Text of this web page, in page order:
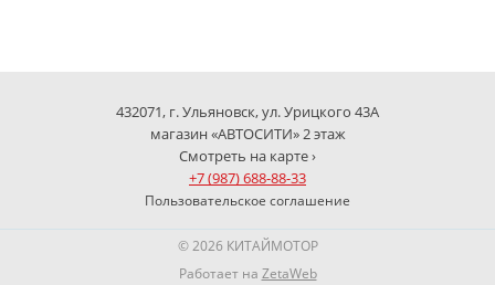
432071, г. Ульяновск, ул. Урицкого 43А
магазин «АВТОСИТИ» 2 этаж
Смотреть на карте ›
+7 (987) 688-88-33
Пользовательское соглашение
© 2026 КИТАЙМОТОР
Работает на ZetaWeb